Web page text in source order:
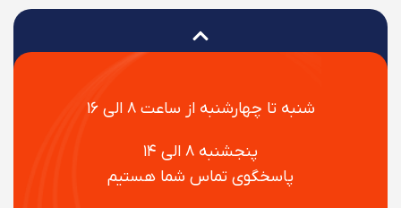
شنبه تا چهارشنبه از ساعت ۸ الی ۱۶
پنجشنبه ۸ الی ۱۴
پاسخگوی تماس شما هستیم